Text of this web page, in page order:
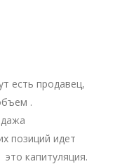
есть продавец,
.
позиций идет
капитуляция.